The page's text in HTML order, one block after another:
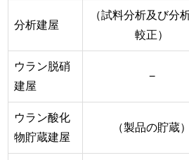
分析建屋
（試料分析及び分
較正）
ウラン脱硝
建屋
−
ウラン酸化
物貯蔵建屋
（製品の貯蔵）